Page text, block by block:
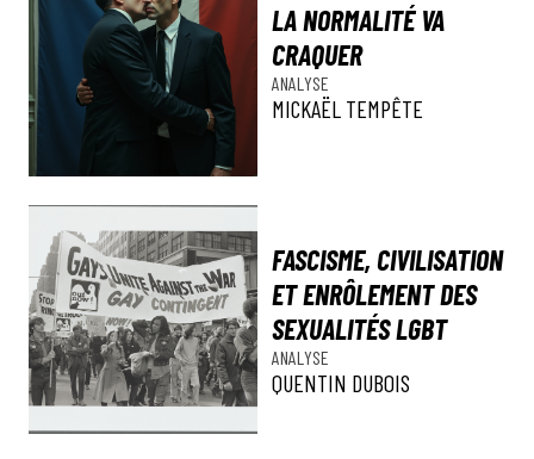
LA NORMALITÉ VA
CRAQUER
ANALYSE
MICKAËL TEMPÊTE
FASCISME, CIVILISATION
ET ENRÔLEMENT DES
SEXUALITÉS LGBT
ANALYSE
QUENTIN DUBOIS